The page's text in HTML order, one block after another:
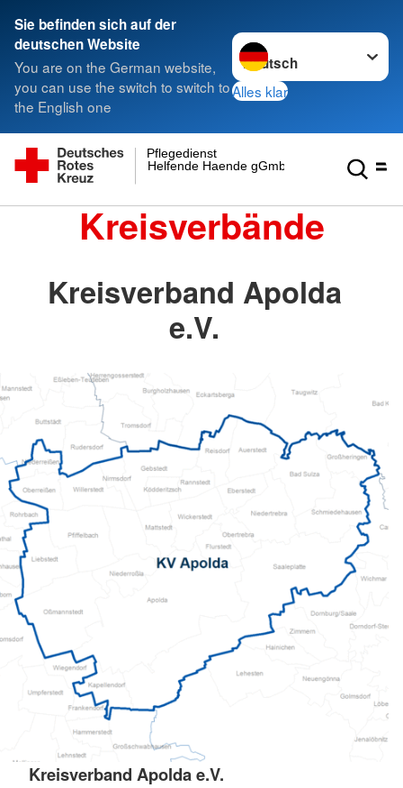
Sie befinden sich auf der
deutschen Website
You are on the German website,
you can use the switch to switch to
the English one
Sprache wechseln zu
Alles klar
Helfende Haende gGmbH
Pflegedienst
Kreisverbände
Kreisverband Apolda
e.V.
Kreisverband Apolda e.V.